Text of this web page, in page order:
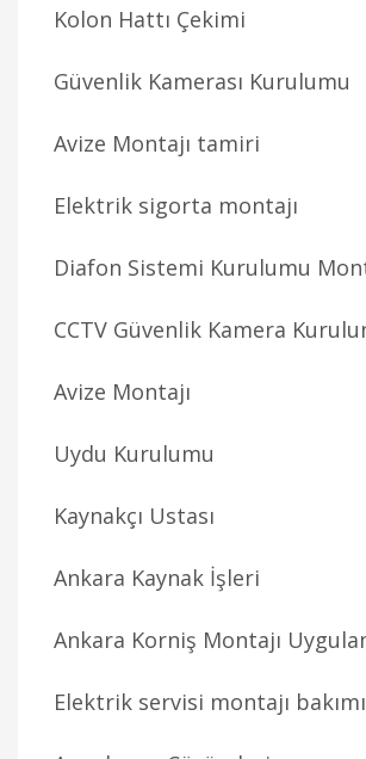
Kolon Hattı Çekimi
Güvenlik Kamerası Kurulumu
Avize Montajı tamiri
Elektrik sigorta montajı
Diafon Sistemi Kurulumu
CCTV Güvenlik Kamera
Avize Montajı
Uydu Kurulumu
Kaynakçı Ustası
Ankara Kaynak İşleri
Ankara Korniş Montajı
Elektrik servisi montajı bakımı